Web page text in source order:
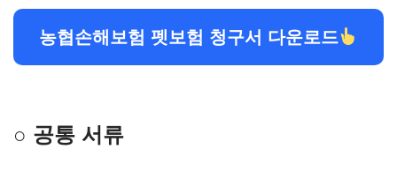
농협손해보험 펫보험 청구서 다운로드
○ 공통 서류